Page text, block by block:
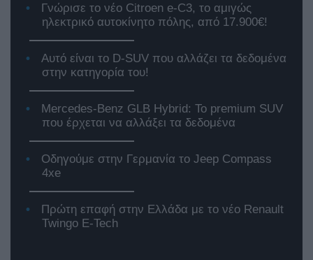
Γνώρισε το νέο Citroen e-C3, το αμιγώς
ηλεκτρικό αυτοκίνητο πόλης, από 17.900€!
Αυτό είναι το D-SUV που αλλάζει τα δεδομένα
στην κατηγορία του!
Mercedes-Benz GLB Hybrid: Το premium SUV
που έρχεται να αλλάξει τα δεδομένα
Οδηγούμε στην Γερμανία το Jeep Compass
4xe
Πρώτη επαφή στην Ελλάδα με το νέο Renault
Twingo E-Tech